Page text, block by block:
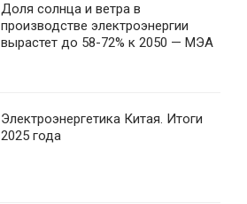
Доля солнца и ветра в
производстве электроэнергии
вырастет до 58-72% к 2050 — МЭА
Электроэнергетика Китая. Итоги
2025 года